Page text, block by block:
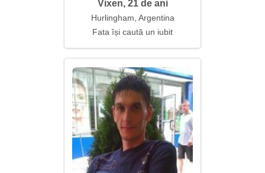
Vixen, 21 de ani
Hurlingham, Argentina
Fata își caută un iubit